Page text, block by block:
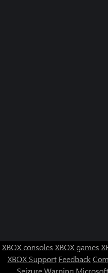
XBOX consoles XBOX games
XBOX Support Feedback
Seizure Warning